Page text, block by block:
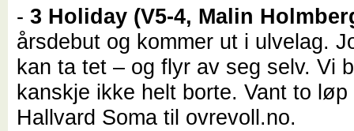
-3 Holiday (V5-4, Malin
årsdebut og kommer ut i ulvelag.
kan ta tet – og flyr av seg selv. Vi
kanskje ikke helt borte. Vant to løp
Hallvard Soma til ovrevoll.no.